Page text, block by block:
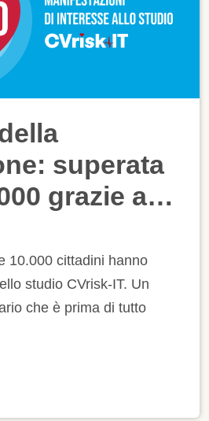
superata
grazie a
10.000 cittadini hanno
studio CVrisk-IT. Un
che è prima di tutto